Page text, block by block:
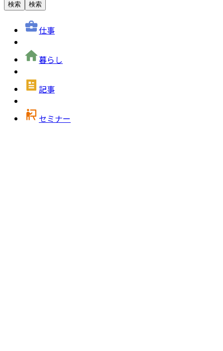
検索 検索
仕事
暮らし
記事
セミナー